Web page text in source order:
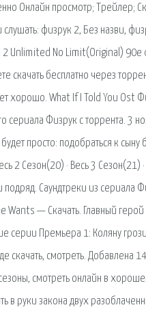
Онлайн просмотр; Трейлер;
физрук 2, Без назви,
2 Unlimited No Limit(Original)
скачать бесплатно через
хорошо. What If I Told You Ost
сериала Физрук с торрента. 3
просто: подобраться к
2 Сезон(20) · Весь 3
подряд. Саундтреки из
— Скачать. Главный
серии Премьера 1: Коляну
смотреть. Добавлена
смотреть онлайн в
в руки закона двух